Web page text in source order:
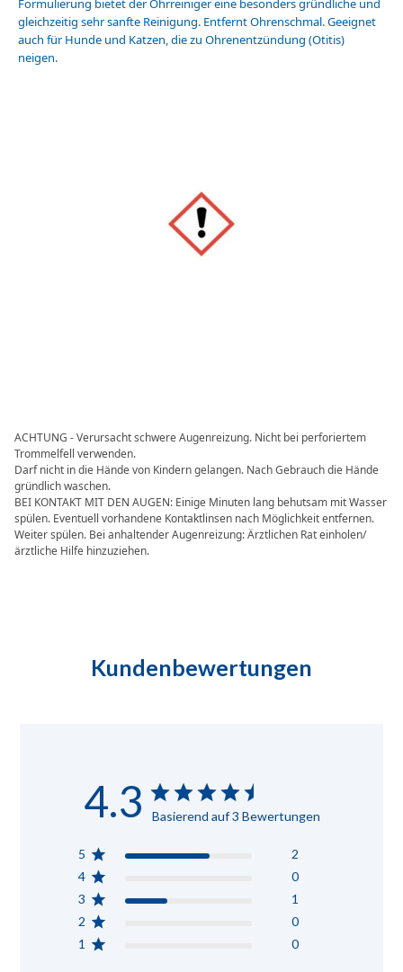
Formulierung bietet der Ohrreiniger eine besonders gründliche und
gleichzeitig sehr sanfte Reinigung. Entfernt Ohrenschmal. Geeignet
auch für Hunde und Katzen, die zu Ohrenentzündung (Otitis)
neigen.
ACHTUNG - Verursacht schwere Augenreizung. Nicht bei perforiertem
Trommelfell verwenden.
Darf nicht in die Hände von Kindern gelangen. Nach Gebrauch die Hände
gründlich waschen.
BEI KONTAKT MIT DEN AUGEN: Einige Minuten lang behutsam mit Wasser
spülen. Eventuell vorhandene Kontaktlinsen nach Möglichkeit entfernen.
Weiter spülen. Bei anhaltender Augenreizung: Ärztlichen Rat einholen/
ärztliche Hilfe hinzuziehen.
Kundenbewertungen
4.3 Basierend auf 3 Bewertungen
5
2
4
0
3
1
2
0
1
0